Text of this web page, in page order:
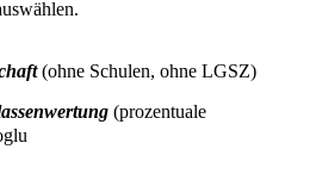
(ohne Schulen, ohne LGSZ)
(prozentuale